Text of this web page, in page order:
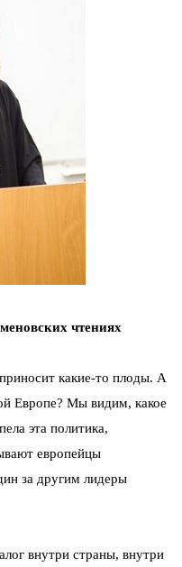
чтениях
какие-то плоды. А
Европе? Мы видим, какое
эта политика,
европейцы
за другим лидеры
внутри страны, внутри